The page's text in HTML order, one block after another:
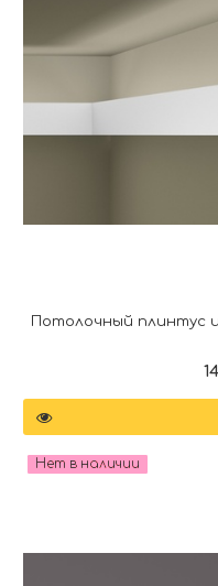
Потолочный плинтус
Нет в наличии